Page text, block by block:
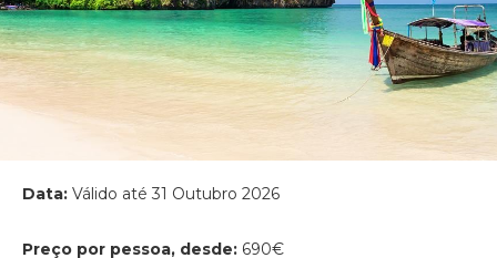
Data: Válido até 31 Outubro 2026
Preço por pessoa, desde: 690€